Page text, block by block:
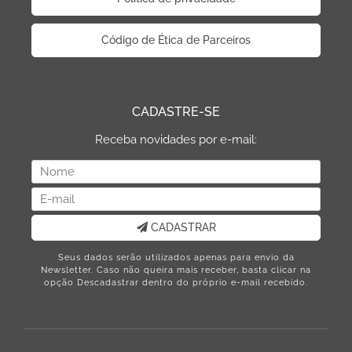
Código de Ética de Parceiros
CADASTRE-SE
Receba novidades por e-mail:
CADASTRAR
Seus dados serão utilizados apenas para envio da
Newsletter. Caso não queira mais receber, basta clicar na
opção Descadastrar dentro do próprio e-mail recebido.